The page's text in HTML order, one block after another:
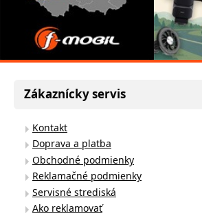
Zákaznícky servis
Kontakt
Doprava a platba
Obchodné podmienky
Reklamačné podmienky
Servisné strediská
Ako reklamovať